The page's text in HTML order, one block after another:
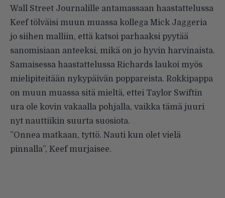
Wall Street Journalille antamassaan haastattelussa
Keef tölväisi muun muassa kollega Mick Jaggeria
jo siihen malliin, että katsoi parhaaksi pyytää
sanomisiaan anteeksi, mikä on jo hyvin harvinaista.
Samaisessa haastattelussa Richards laukoi myös
mielipiteitään nykypäivän poppareista. Rokkipappa
on muun muassa sitä mieltä, ettei Taylor Swiftin
ura ole kovin vakaalla pohjalla, vaikka tämä juuri
nyt nauttiikin suurta suosiota.
”Onnea matkaan, tyttö. Nauti kun olet vielä
pinnalla”, Keef murjaisee.